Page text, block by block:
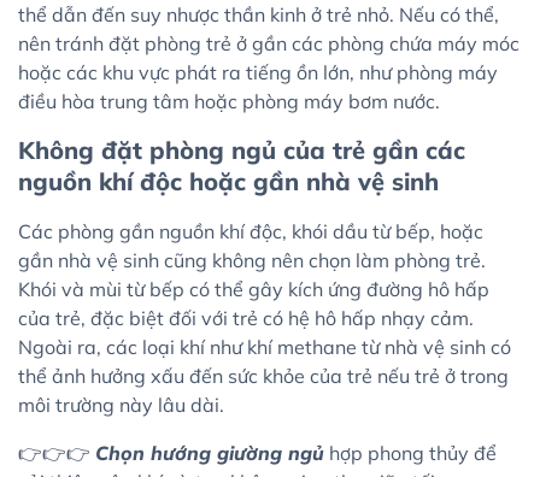
thể dẫn đến suy nhược thần kinh ở trẻ nhỏ. Nếu có thể,
nên tránh đặt phòng trẻ ở gần các phòng chứa máy móc
hoặc các khu vực phát ra tiếng ồn lớn, như phòng máy
điều hòa trung tâm hoặc phòng máy bơm nước.
Không đặt phòng ngủ của trẻ gần các
nguồn khí độc hoặc gần nhà vệ sinh
Các phòng gần nguồn khí độc, khói dầu từ bếp, hoặc
gần nhà vệ sinh cũng không nên chọn làm phòng trẻ.
Khói và mùi từ bếp có thể gây kích ứng đường hô hấp
của trẻ, đặc biệt đối với trẻ có hệ hô hấp nhạy cảm.
Ngoài ra, các loại khí như khí methane từ nhà vệ sinh có
thể ảnh hưởng xấu đến sức khỏe của trẻ nếu trẻ ở trong
môi trường này lâu dài.
👉👉👉 Chọn hướng giường ngủ hợp phong thủy để